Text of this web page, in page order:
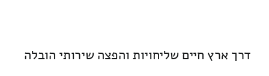
דרך ארץ חיים שליחויות והפצה שירותי הובלה